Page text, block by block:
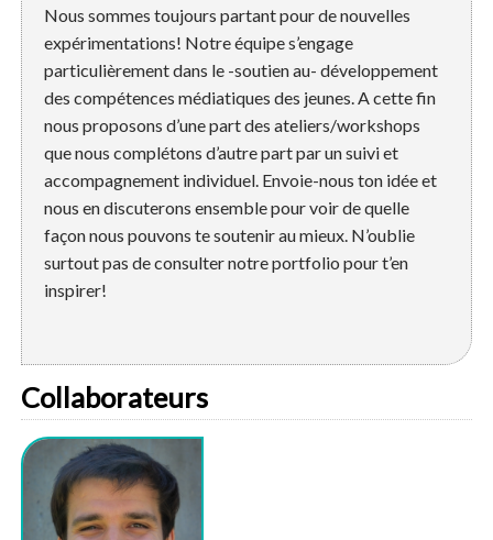
Nous sommes toujours partant pour de nouvelles
expérimentations! Notre équipe s’engage
particulièrement dans le -soutien au- développement
des compétences médiatiques des jeunes. A cette fin
nous proposons d’une part des ateliers/workshops
que nous complétons d’autre part par un suivi et
accompagnement individuel. Envoie-nous ton idée et
nous en discuterons ensemble pour voir de quelle
façon nous pouvons te soutenir au mieux. N’oublie
surtout pas de consulter notre portfolio pour t’en
inspirer!
Collaborateurs